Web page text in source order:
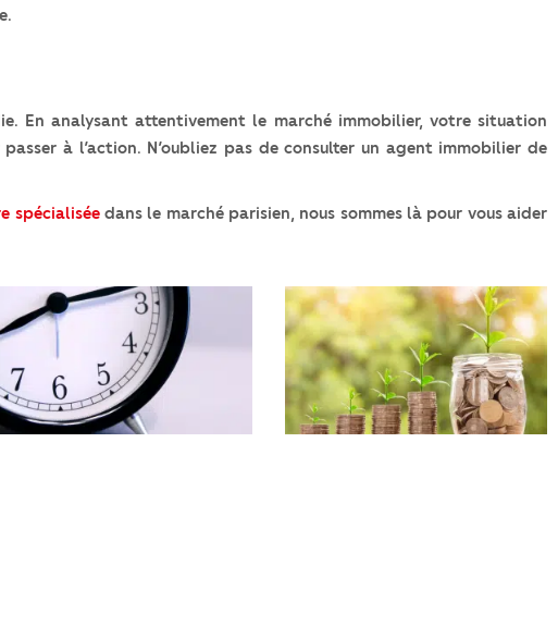
En analysant attentivement le marché immobilier, votre situation
à l’action. N’oubliez pas de consulter un agent immobilier de
spécialiséedans le marché parisien, nous sommes là pour vous aider